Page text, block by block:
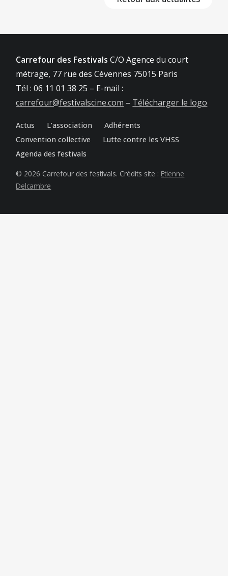
Carrefour des Festivals C/O Agence du court
métrage, 77 rue des Cévennes 75015 Paris
Tél : 06 11 01 38 25 – E-mail :
carrefour@festivalscine.com – Télécharger le logo
Actus L’association
Adhérents
Convention collective
Lutte contre les VHSS
Agenda des festivals
© 2026 Carrefour des festivals. Crédits site : Etienne
Delcambre